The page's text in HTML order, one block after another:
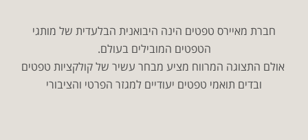
חברת מאיירס טפטים הינה היבואנית הבלעדית של מותגי
הטפטים המובילים בעולם.
אולם התצוגה המרווח מציע מבחר עשיר של קולקציות טפטים
ובדים תואמי טפטים יעודיים למגזר הפרטי והציבורי